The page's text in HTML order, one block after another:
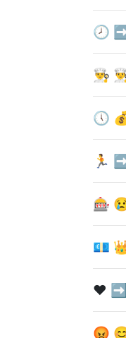
🕗
👨‍🍳
🕔
🏃
🎰
💶
♥ ➡
😡